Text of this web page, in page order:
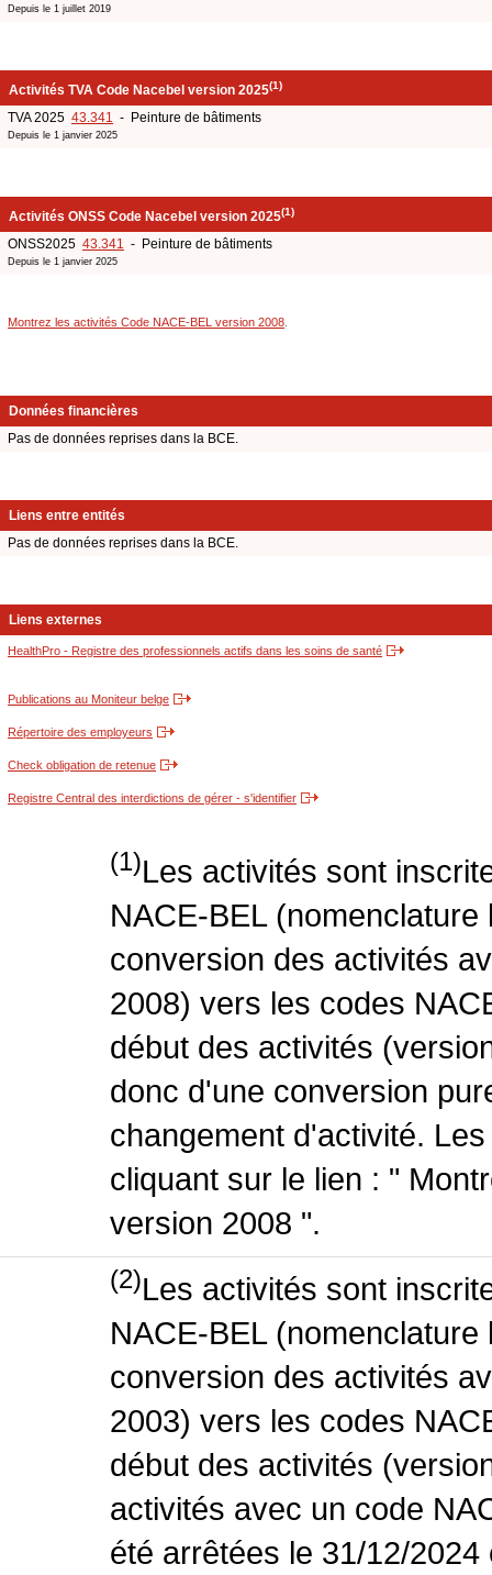
Depuis le 1 juillet 2019
Activités TVA Code Nacebel version 2025(1)
TVA 2025 43.341 - Peinture de bâtiments
Depuis le 1 janvier 2025
Activités ONSS Code Nacebel version 2025(1)
ONSS2025 43.341 - Peinture de bâtiments
Depuis le 1 janvier 2025
Montrez les activités Code NACE-BEL version 2008
Données financières
Pas de données reprises dans la BCE.
Liens entre entités
Pas de données reprises dans la BCE.
Liens externes
HealthPro - Registre des professionnels actifs dans les soins de santé
Publications au Moniteur belge
Répertoire des employeurs
Check obligation de retenue
Registre Central des interdictions de gérer - s'identifier
(1)Les activités sont
NACE-BEL
conversion des activités
2008) vers les codes
début des activités
donc d'une conversion
changement d'activité.
cliquant sur le lien : "
version 2008 ".
(2)Les activités sont
NACE-BEL
conversion des activités
2003) vers les codes
début des activités
activités avec un code
été arrêtées le 31/12/